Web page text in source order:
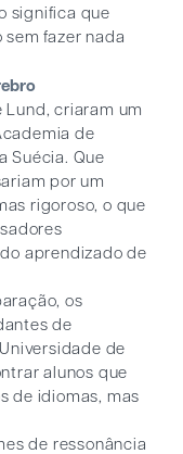
significa que
fazer nada
Lund, criaram um
de
Suécia. Que
por um
rigoroso, o que
aprendizado de
os
de
de
alunos que
de idiomas, mas
de ressonância